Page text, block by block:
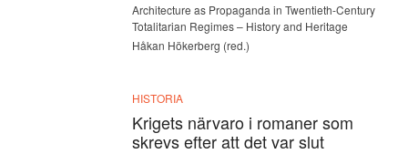
Architecture as Propaganda in Twentieth-Century
Totalitarian Regimes – History and Heritage
Håkan Hökerberg (red.)
HISTORIA
Krigets närvaro i romaner som
skrevs efter att det var slut